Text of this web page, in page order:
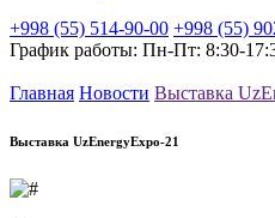
+998 (55) 514-90-00 +998 (55)
График работы: Пн-Пт: 8:30-
Главная Новости Выставка
Выставка UzEnergyExpo-21